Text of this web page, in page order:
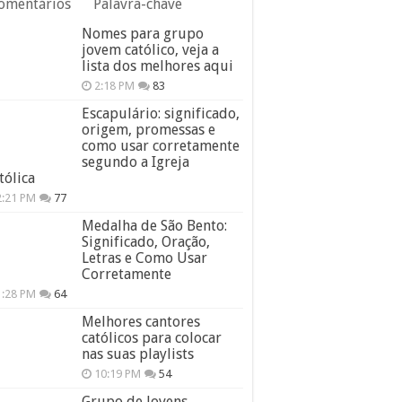
Palavra-chave
Nomes para grupo
jovem católico, veja a
lista dos melhores aqui
2:18 PM 83
Escapulário: significado,
origem, promessas e
como usar corretamente
segundo a Igreja
PM 77
Medalha de São Bento:
Significado, Oração,
Letras e Como Usar
Corretamente
PM 64
Melhores cantores
católicos para colocar
nas suas playlists
10:19 PM 54